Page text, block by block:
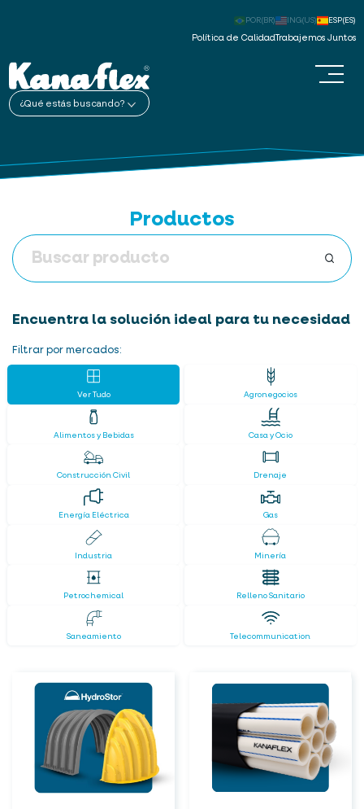
Política de CalidadTrabajemos Juntos
POR(BR) ING(US) ESP(ES)
¿Qué estás buscando?
Productos
Encuentra la solución ideal para tu necesidad
Filtrar por mercados:
Ver Tudo Agronegocios
Alimentos y Bebidas Casa y Ocio
Construcción Civil Drenaje
Energía Eléctrica Gas
Industria Minería
Petrochemical Relleno Sanitario
Saneamiento Telecommunication